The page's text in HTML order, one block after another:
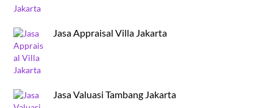
Jasa Appraisal Villa Jakarta
Jasa Valuasi Tambang Jakarta